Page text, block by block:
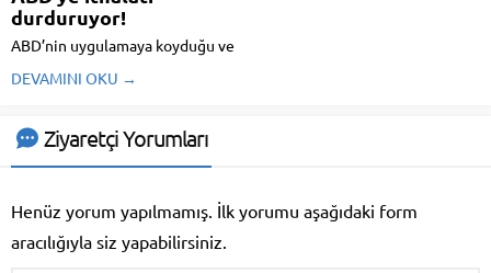
durduruyor!
ABD’nin uygulamaya koyduğu ve
gümrük vergileri, global araba
etkilemeye başladı. Donald
Trump’ın sık sık güncellediği
ABD’ye ...
DEVAMINI OKU →
Ziyaretçi Yorumları
Henüz yorum yapılmamış. İlk yorumu aşağıdaki form
aracılığıyla siz yapabilirsiniz.